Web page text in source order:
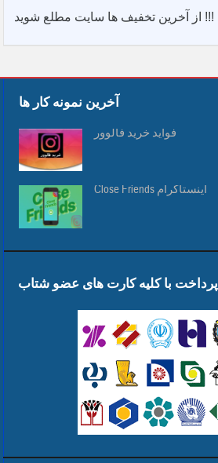
از آخرین تخفیف ها سایت مطلع شوید !!!
آخرین نمونه کار ها
فواید خرید فالوور
Close Friends اینستاگرام
پرداخت با کلیه کارت های عضو شتاب